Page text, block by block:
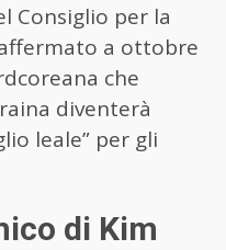
Consiglio per la
a ottobre
che
diventerà
leale” per gli
di Kim